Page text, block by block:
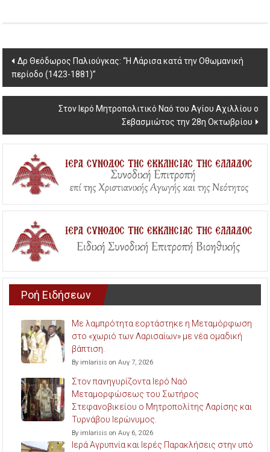
Post
navigation
Δρ Θεόδωρος Παλιούγκας: “Η Λάρισα κατά την Οθωμανική
περίοδο (1423-1881)”
Στον Ιερό Μητροπολιτικό Ναό του Αγίου Αχιλλίου ο
Σεβασμιώτος την 28η Οκτωβρίου
Ροή Ειδήσεων
Με λαμπρότητα εορτάστηκε η Μεταμόρφωση
στο «χωριό των Λαρισαίων» με νέα ομαδική
βάπτιση.
By imlarisis on Αυγ 7, 2026
Στον πανηγυρίζοντα Ιερό Ναό
Μεταμορφώσεως του Σωτήρος
Στεφανοβικείου ο Μητροπολίτης Λαρίσης και
Τυρνάβου Ιερώνυμος.
By imlarisis on Αυγ 6, 2026
Ιερά Αγρυπνία και Ιερές Παρακλήσεις στην υπό